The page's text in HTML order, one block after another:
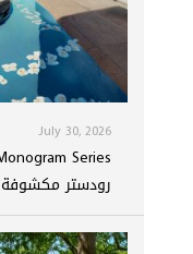
July 30, 2026
رودستر